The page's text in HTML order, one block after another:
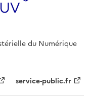
du Numérique
service-public.fr